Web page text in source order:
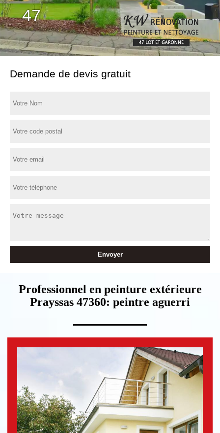
47
Demande de devis gratuit
Professionnel en peinture extérieure
Prayssas 47360: peintre aguerri